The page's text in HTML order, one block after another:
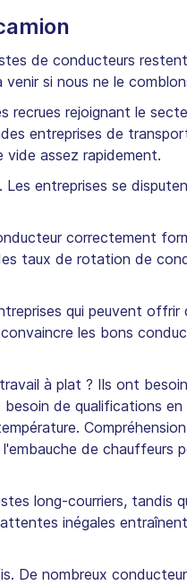
de conducteurs
si nous ne le
rejoignant le
entreprises de
vide assez rapidement.
Les entreprises se
correctement
taux de rotation de
qui peuvent offrir
les bons
à plat ? Ils ont
de qualifications
Compréhension
de chauffeurs
long-courriers, tandis
inégales
De nombreux